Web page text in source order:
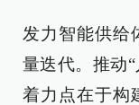
发力智能供给
量迭代。推动
着力点在于构